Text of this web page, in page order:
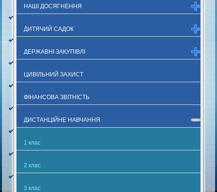
НАШІ ДОСЯГНЕННЯ
ДИТЯЧИЙ САДОК
ДЕРЖАВНІ ЗАКУПІВЛІ
ЦИВІЛЬНИЙ ЗАХИСТ
ФІНАНСОВА ЗВІТНІСТЬ
ДИСТАНЦІЙНЕ НАВЧАННЯ
1 клас
2 клас
3 клас